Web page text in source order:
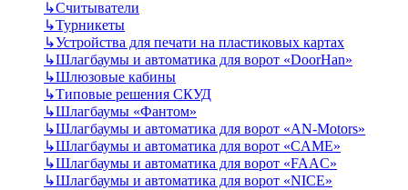
↳Считыватели
↳Турникеты
↳Устройства для печати на пластиковых картах
↳Шлагбаумы и автоматика для ворот «DoorHan»
↳Шлюзовые кабины
↳Типовые решения СКУД
↳Шлагбаумы «Фантом»
↳Шлагбаумы и автоматика для ворот «AN-Motors»
↳Шлагбаумы и автоматика для ворот «CAME»
↳Шлагбаумы и автоматика для ворот «FAAC»
↳Шлагбаумы и автоматика для ворот «NICE»